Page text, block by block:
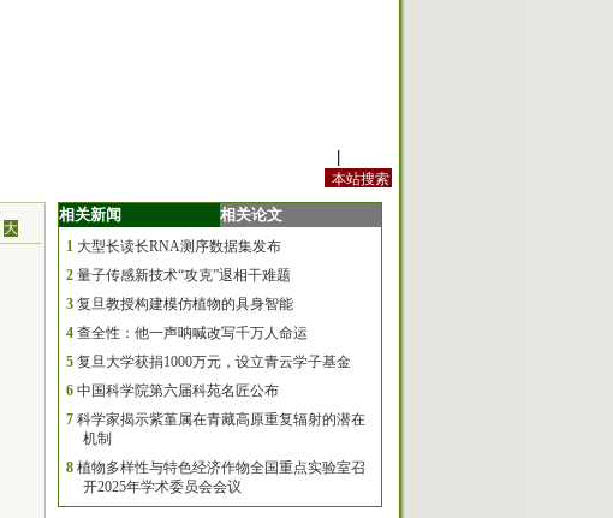
大
相关新闻 相关论文
1 大型长读长RNA测序数据集发布
2 量子传感新技术“攻克”退相干难题
3 复旦教授构建模仿植物的具身智能
4 查全性：他一声呐喊改写千万人命运
5 复旦大学获捐1000万元，设立青云学子基金
6 中国科学院第六届科苑名匠公布
7 科学家揭示紫堇属在青藏高原重复辐射的潜在
机制
8 植物多样性与特色经济作物全国重点实验室召
开2025年学术委员会会议